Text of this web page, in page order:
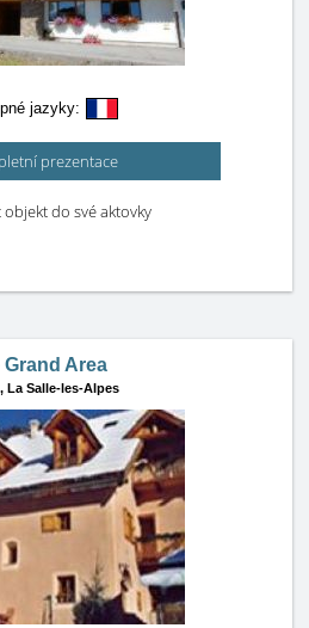
jazyky:
prezentace
objekt do své aktovky
Grand Area
La Salle-les-Alpes